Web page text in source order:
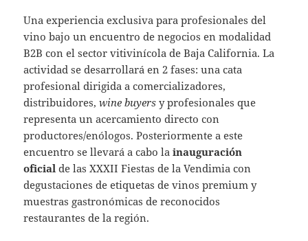
Una experiencia exclusiva para profesionales del
vino bajo un encuentro de negocios en modalidad
B2B con el sector vitivinícola de Baja California. La
actividad se desarrollará en 2 fases: una cata
profesional dirigida a comercializadores,
distribuidores,wine buyers y profesionales que
representa un acercamiento directo con
productores/enólogos. Posteriormente a este
encuentro se llevará a cabo lainauguración
oficial de las XXXII Fiestas de la Vendimia con
degustaciones de etiquetas de vinos premium y
muestras gastronómicas de reconocidos
restaurantes de la región.